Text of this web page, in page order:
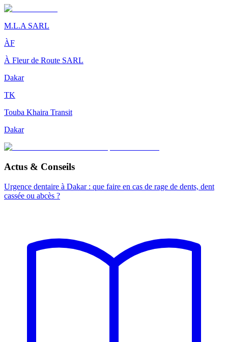
M.L.A SARL
ÀF
À Fleur de Route SARL
Dakar
TK
Touba Khaira Transit
Dakar
Actus & Conseils
Urgence dentaire à Dakar : que faire en cas de rage de dents, dent
cassée ou abcès ?